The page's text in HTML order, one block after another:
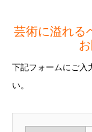
芸術に溢れる
下記フォームにご入
い。